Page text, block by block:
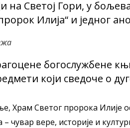
на Светој Гори, у
Илија“ и једног
богослужбене
који сведоче о
Храм Светог пророка Илије
чувар вере, историје и